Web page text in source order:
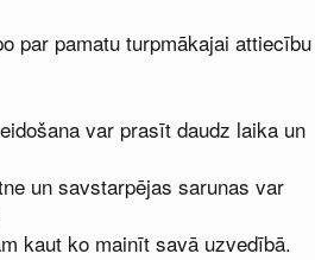
par pamatu turpmākajai attiecību
var prasīt daudz laika un
un savstarpējas sarunas var
kaut ko mainīt savā uzvedībā.